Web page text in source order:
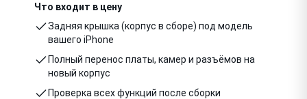
Что входит в цену
Задняя крышка (корпус в сборе) под модель
вашего iPhone
Полный перенос платы, камер и разъёмов на
новый корпус
Проверка всех функций после сборки